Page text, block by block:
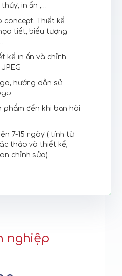
in ấn ,…
concept. Thiết kế
tiết, biểu tượng
kế in ấn và chỉnh
JPEG
hướng dẫn sử
phẩm đến khi bạn hài
7-15 ngày ( tính từ
thảo và thiết kế,
chỉnh sửa)
nghiệp